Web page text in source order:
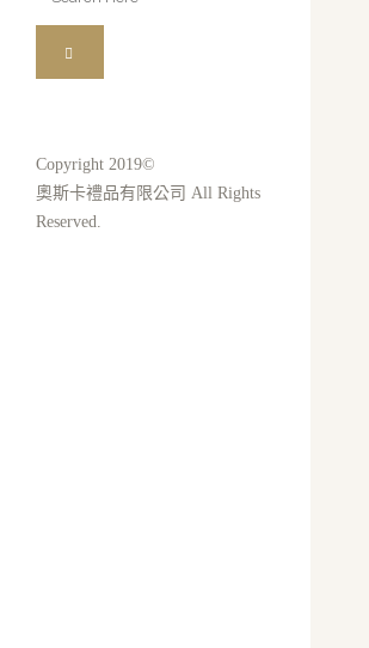
Copyright 2019©
奧斯卡禮品有限公司 All Rights
Reserved.